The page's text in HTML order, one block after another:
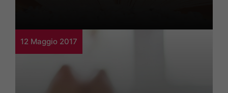
12 Maggio 2017